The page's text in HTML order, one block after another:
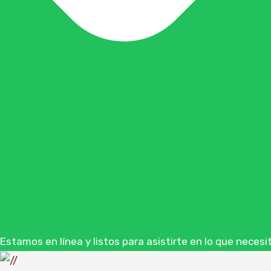
Estamos en línea y listos para asistirte en lo que